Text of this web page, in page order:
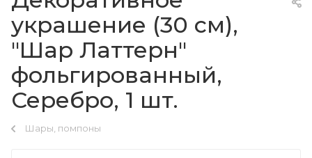
украшение (30 см),
"Шар Латтерн"
фольгированный,
Серебро, 1 шт.
Шары, помпоны